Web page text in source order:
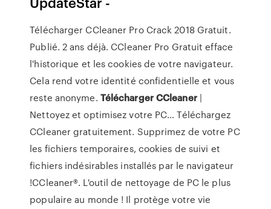
Télécharger CCleaner Pro Crack 2018 Gratuit.
Publié. 2 ans déjà. CCleaner Pro Gratuit efface
l'historique et les cookies de votre navigateur.
Cela rend votre identité confidentielle et vous
reste anonyme. TéléchargerCCleaner|
Nettoyez et optimisez votre PC… Téléchargez
CCleaner gratuitement. Supprimez de votre PC
les fichiers temporaires, cookies de suivi et
fichiers indésirables installés par le navigateur
!CCleaner®. L'outil de nettoyage de PC le plus
populaire au monde ! Il protège votre vie